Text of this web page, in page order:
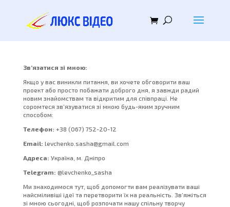
Зв’язатися зі мною:
Якщо у вас виникли питання, ви хочете обговорити ваш
проект або просто побажати доброго дня, я завжди радий
новим знайомствам та відкритим для співпраці. Не
соромтеся зв’язуватися зі мною будь-яким зручним
способом:
Телефон: +38 (067) 752-20-12
Email: levchenko.sasha@gmail.com
Адреса: Україна, м. Дніпро
Telegram: @levchenko_sasha
Ми знаходимося тут, щоб допомогти вам реалізувати ваші
найсміливіші ідеї та перетворити їх на реальність. Зв’яжіться
зі мною сьогодні, щоб розпочати нашу спільну творчу